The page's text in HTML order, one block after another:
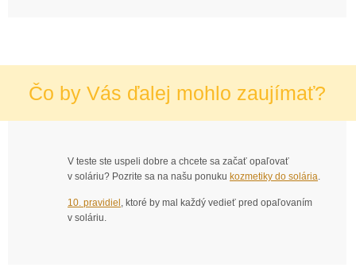
Čo by Vás ďalej mohlo zaujímať?
V teste ste uspeli dobre a chcete sa začať opaľovať
v soláriu? Pozrite sa na našu ponuku kozmetiky do solária.
10. pravidiel , ktoré by mal každý vedieť pred opaľovaním
v soláriu.